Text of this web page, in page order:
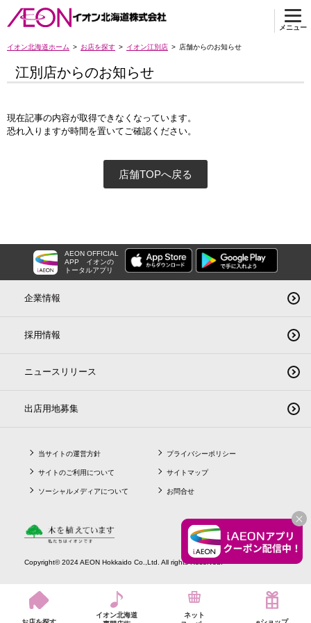
メニュー
イオン北海道ホーム お店を探す イオン江別店 店舗からのお知らせ
江別店からのお知らせ
現在記事の内容が取得できなくなっています。
恐れ入りますが時間を置いてご確認ください。
店舗TOPへ戻る
AEON OFFICIAL
APP
イオンの
トータルアプリ
企業情報
採用情報
ニュースリリース
出店用地募集
当サイトの運営方針
サイトのご利用について
ソーシャルメディアについて
プライバシーポリシー
サイトマップ
お問合せ
Copyright© 2024 AEON Hokkaido Co.,Ltd. All rights Reserved.
イオン北海道
ネット